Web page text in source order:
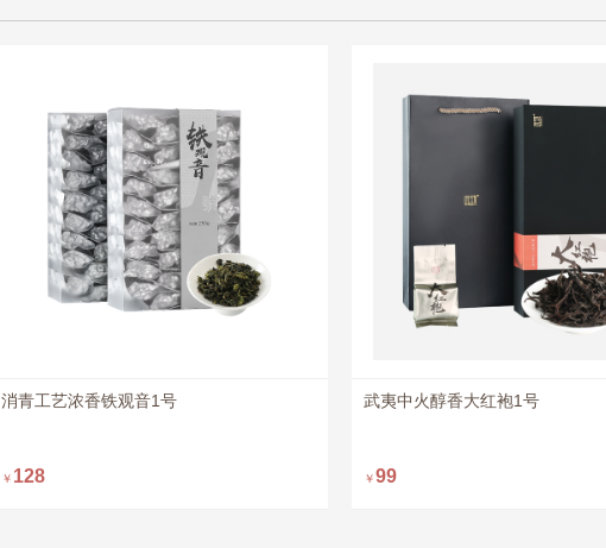
消青工艺浓香铁观音1号
￥ 128
武夷中火醇香大红袍1号
￥99